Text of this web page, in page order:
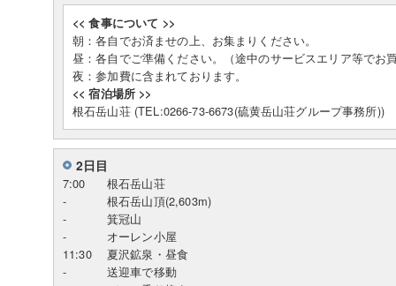
<< 食事について >>
朝：各自でお済ませの上、お集まりください。
昼：各自でご準備ください。（途中のサービスエリア等でお
夜：参加費に含まれております。
<< 宿泊場所 >>
根石岳山荘 (TEL:0266-73-6673(硫黄岳山荘グループ事務所))
2日目
7:00
根石岳山荘
-
根石岳山頂(2,603m)
-
箕冠山
-
オーレン小屋
11:30
夏沢鉱泉・昼食
-
送迎車で移動